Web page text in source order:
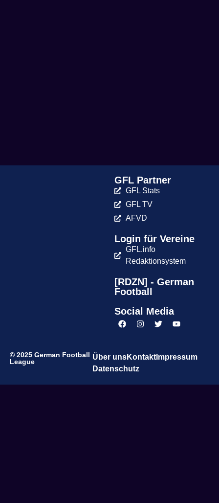
GFL Partner
GFL Stats
GFL TV
AFVD
Login für Vereine
GFL.info
Redaktionsystem
[RDZN] - German
Football
Social Media
© 2025 German Football
League
Über unsKontaktImpressum
Datenschutz